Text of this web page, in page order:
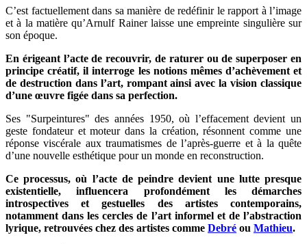
C’est factuellement dans sa manière de redéfinir le rapport à l’image
et à la matière qu’Arnulf Rainer laisse une empreinte singulière sur
son époque.
En érigeant l’acte de recouvrir, de raturer ou de superposer en
principe créatif, il interroge les notions mêmes d’achèvement et
de destruction dans l’art, rompant ainsi avec la vision classique
d’une œuvre figée dans sa perfection.
Ses "Surpeintures" des années 1950, où l’effacement devient un
geste fondateur et moteur dans la création, résonnent comme une
réponse viscérale aux traumatismes de l’après-guerre et à la quête
d’une nouvelle esthétique pour un monde en reconstruction.
Ce processus, où l’acte de peindre devient une lutte presque
existentielle, influencera profondément les démarches
introspectives et gestuelles des artistes contemporains,
notamment dans les cercles de l’art informel et de l’abstraction
lyrique, retrouvées chez des artistes comme Debré ou Mathieu.